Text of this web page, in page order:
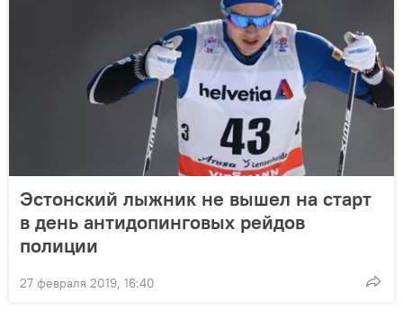
Эстонский лыжник не вышел на старт
в день антидопинговых рейдов
полиции
27 февраля 2019, 16:40